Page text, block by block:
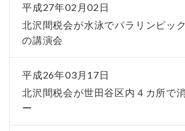
平成27年02月02日
北沢間税会が水泳でパラリンピッ
の講演会
平成26年03月17日
北沢間税会が世田谷区内４カ所で
ー